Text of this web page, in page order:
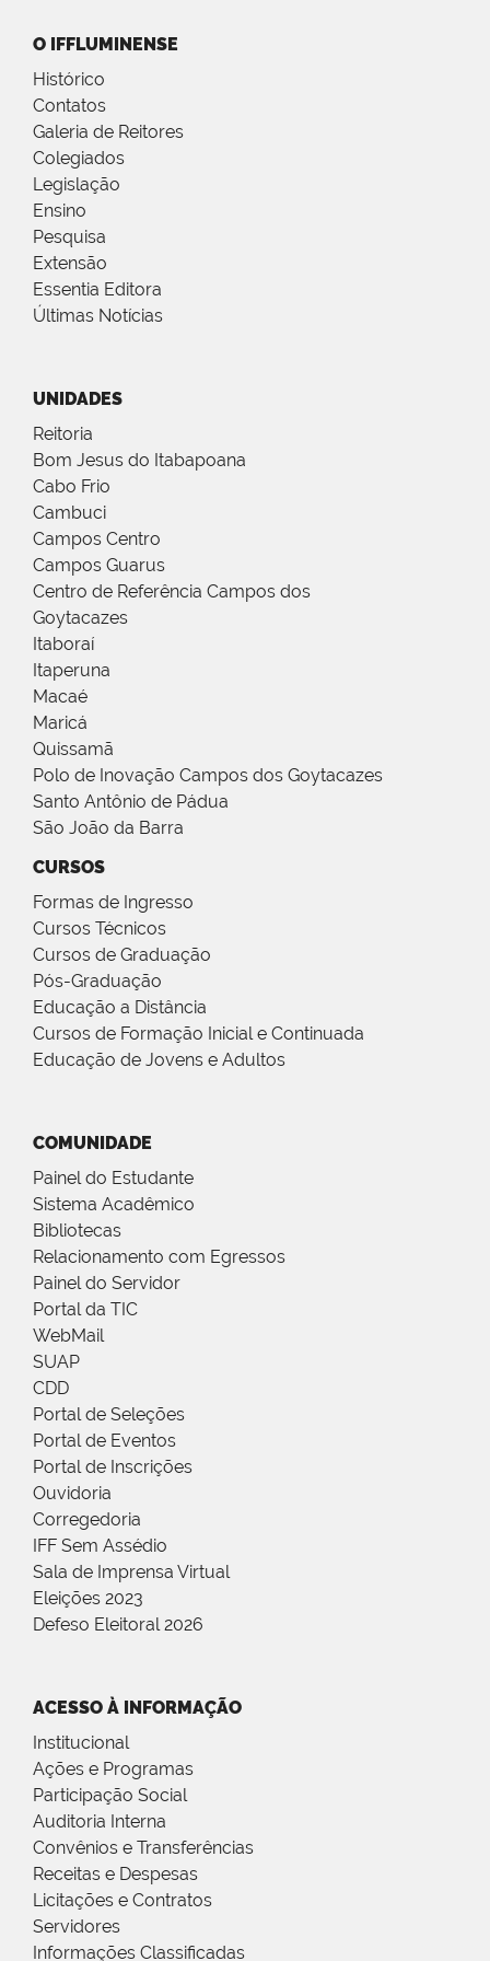
O IFFLUMINENSE
Histórico
Contatos
Galeria de Reitores
Colegiados
Legislação
Ensino
Pesquisa
Extensão
Essentia Editora
Últimas Notícias
UNIDADES
Reitoria
Bom Jesus do Itabapoana
Cabo Frio
Cambuci
Campos Centro
Campos Guarus
Centro de Referência Campos dos
Goytacazes
Itaboraí
Itaperuna
Macaé
Maricá
Quissamã
Polo de Inovação Campos dos Goytacazes
Santo Antônio de Pádua
São João da Barra
CURSOS
Formas de Ingresso
Cursos Técnicos
Cursos de Graduação
Pós-Graduação
Educação a Distância
Cursos de Formação Inicial e Continuada
Educação de Jovens e Adultos
COMUNIDADE
Painel do Estudante
Sistema Acadêmico
Bibliotecas
Relacionamento com Egressos
Painel do Servidor
Portal da TIC
WebMail
SUAP
CDD
Portal de Seleções
Portal de Eventos
Portal de Inscrições
Ouvidoria
Corregedoria
IFF Sem Assédio
Sala de Imprensa Virtual
Eleições 2023
Defeso Eleitoral 2026
ACESSO À INFORMAÇÃO
Institucional
Ações e Programas
Participação Social
Auditoria Interna
Convênios e Transferências
Receitas e Despesas
Licitações e Contratos
Servidores
Informações Classificadas